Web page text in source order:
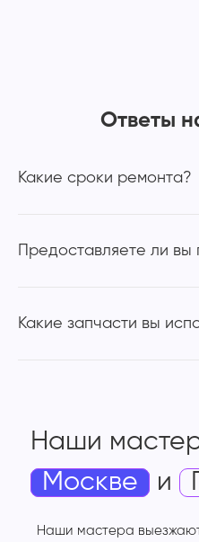
Ответы
Какие сроки ремонта?
Предоставляете ли
Какие запчасти вы
Наши
Москве
и
Наши мастера